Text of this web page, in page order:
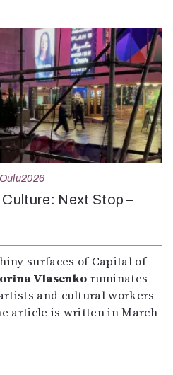
Oulu2026
Next Stop –
surfaces of Capital of
Vlasenko ruminates
and cultural workers
article is written in March